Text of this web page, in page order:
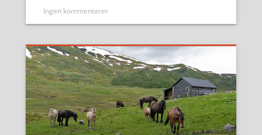
Ingen kommentarer